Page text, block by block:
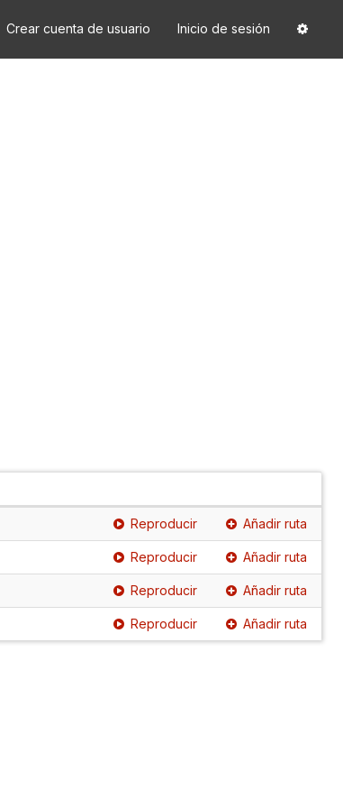
Crear cuenta de usuario Inicio de sesión
Reproducir Añadir ruta
Reproducir Añadir ruta
Reproducir Añadir ruta
Reproducir Añadir ruta